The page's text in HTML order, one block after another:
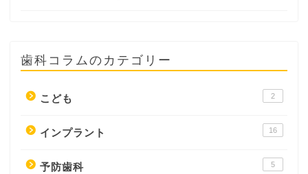
歯科コラムのカテゴリー
こども 2
インプラント 16
予防歯科 5